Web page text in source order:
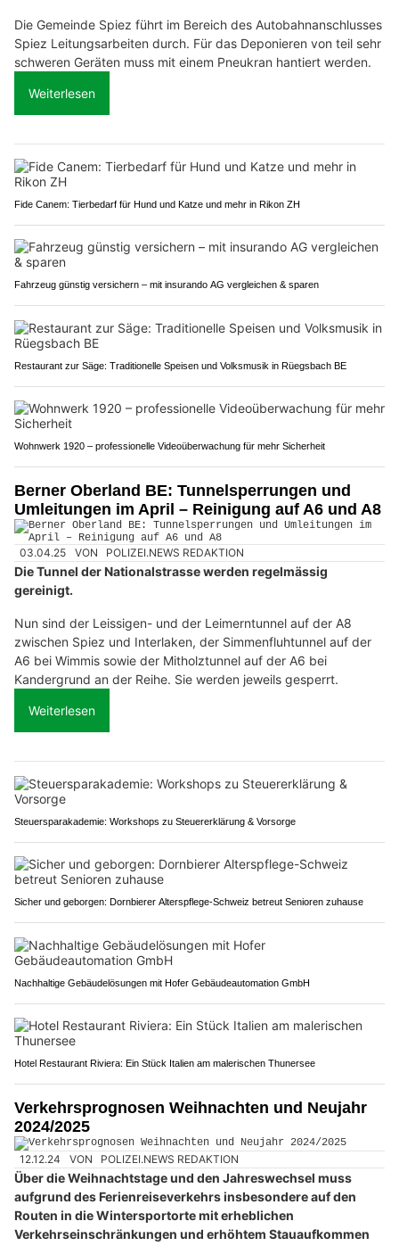
Die Gemeinde Spiez führt im Bereich des Autobahnanschlusses
Spiez Leitungsarbeiten durch. Für das Deponieren von teil sehr
schweren Geräten muss mit einem Pneukran hantiert werden.
Weiterlesen
Fide Canem: Tierbedarf für Hund und Katze und mehr in Rikon ZH
Fahrzeug günstig versichern – mit insurando AG vergleichen & sparen
Restaurant zur Säge: Traditionelle Speisen und Volksmusik in Rüegsbach BE
Wohnwerk 1920 – professionelle Videoüberwachung für mehr Sicherheit
Berner Oberland BE: Tunnelsperrungen und
Umleitungen im April – Reinigung auf A6 und A8
03.04.25 VON POLIZEI.NEWS REDAKTION
Die Tunnel der Nationalstrasse werden regelmässig
gereinigt.
Nun sind der Leissigen- und der Leimerntunnel auf der A8
zwischen Spiez und Interlaken, der Simmenfluhtunnel auf der
A6 bei Wimmis sowie der Mitholztunnel auf der A6 bei
Kandergrund an der Reihe. Sie werden jeweils gesperrt.
Weiterlesen
Steuersparakademie: Workshops zu Steuererklärung & Vorsorge
Sicher und geborgen: Dornbierer Alterspflege-Schweiz betreut Senioren zuhause
Nachhaltige Gebäudelösungen mit Hofer Gebäudeautomation GmbH
Hotel Restaurant Riviera: Ein Stück Italien am malerischen Thunersee
Verkehrsprognosen Weihnachten und Neujahr
2024/2025
12.12.24 VON POLIZEI.NEWS REDAKTION
Über die Weihnachtstage und den Jahreswechsel muss
aufgrund des Ferienreiseverkehrs insbesondere auf den
Routen in die Wintersportorte mit erheblichen
Verkehrseinschränkungen und erhöhtem Stauaufkommen